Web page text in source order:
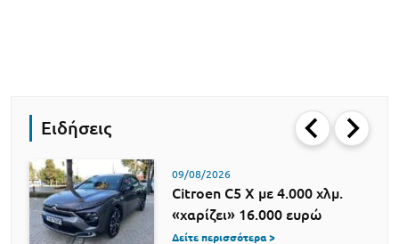
Ειδήσεις
09/08/2026
Citroen C5 X με 4.000 χλμ.
«χαρίζει» 16.000 ευρώ
Δείτε περισσότερα >